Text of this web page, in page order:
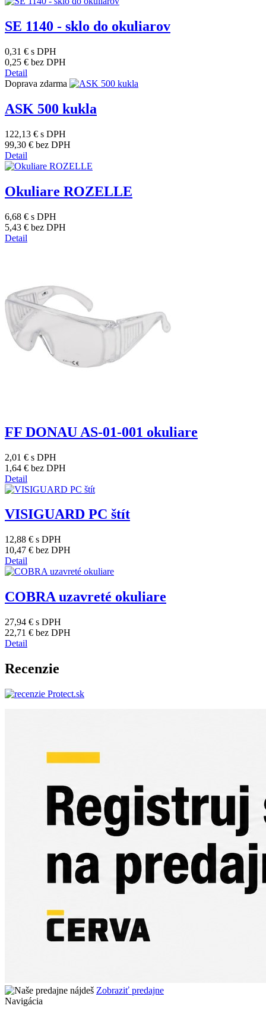
SE 1140 - sklo do okuliarov
0,31 € s DPH
0,25 € bez DPH
Detail
Doprava zdarma
ASK 500 kukla
122,13 € s DPH
99,30 € bez DPH
Detail
Okuliare ROZELLE
6,68 € s DPH
5,43 € bez DPH
Detail
FF DONAU AS-01-001 okuliare
2,01 € s DPH
1,64 € bez DPH
Detail
VISIGUARD PC štít
12,88 € s DPH
10,47 € bez DPH
Detail
COBRA uzavreté okuliare
27,94 € s DPH
22,71 € bez DPH
Detail
Recenzie
Zobraziť predajne
Navigácia